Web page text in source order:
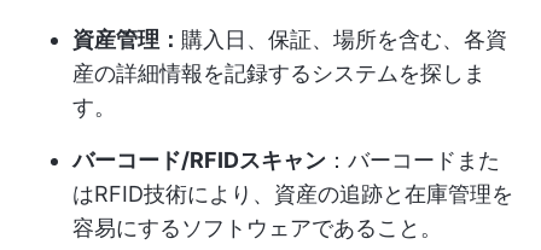
資産管理： 購入日、保証、場所を含む、各資
産の詳細情報を記録するシステムを探しま
す。
バーコード/RFIDスキャン ：バーコードまた
はRFID技術により、資産の追跡と在庫管理を
容易にするソフトウェアであること。